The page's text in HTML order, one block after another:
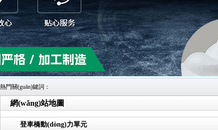
熱門關(guān)鍵詞：
登車橋動(dòng)力單元 汽車尾板動(dòng)力單元
網(wǎng)站地圖
登車橋動(dòng)力單元